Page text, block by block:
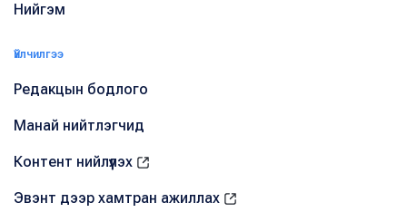
Нийгэм
Үйлчилгээ
Редакцын бодлого
Манай нийтлэгчид
Контент нийлүүлэх
Эвэнт дээр хамтран ажиллах